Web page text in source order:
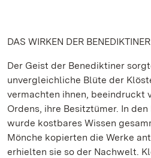
DAS WIRKEN DER BENEDIKTINER
Der Geist der Benediktiner
unvergleichliche Blüte der
vermachten ihnen, beeindruckt
Ordens, ihre Besitztümer. In
wurde kostbares Wissen
Mönche kopierten die Werke
erhielten sie so der Nachwelt.